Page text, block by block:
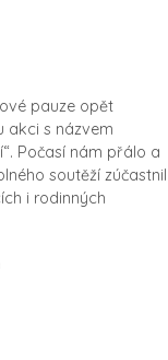
pauze opět
akci s názvem
Počasí nám přálo a
soutěží zúčastnil
i rodinných